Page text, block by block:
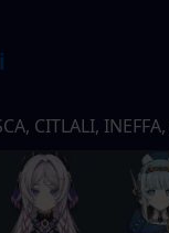
CITLALI,